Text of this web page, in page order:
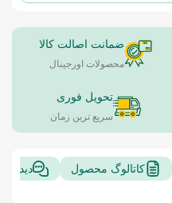
ضمانت اصالت کالا
محصولات اورجینال
تحویل فوری
سریع ترین زمان
کاتالوگ محصول